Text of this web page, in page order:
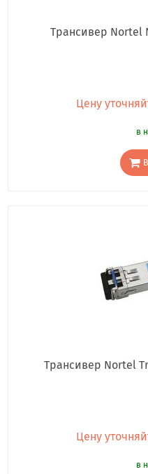
Трансивер Nortel
Цену
в
Трансивер Nortel
Цену
в